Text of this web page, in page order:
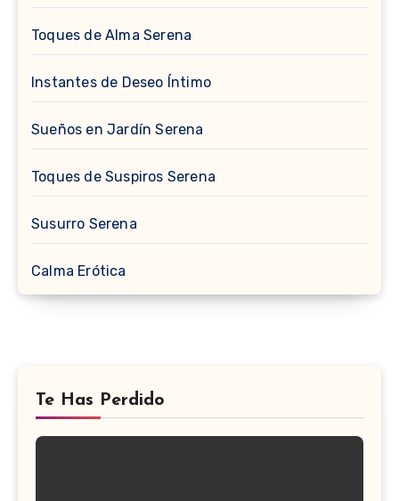
Toques de Alma Serena
Instantes de Deseo Íntimo
Sueños en Jardín Serena
Toques de Suspiros Serena
Susurro Serena
Calma Erótica
Te Has Perdido